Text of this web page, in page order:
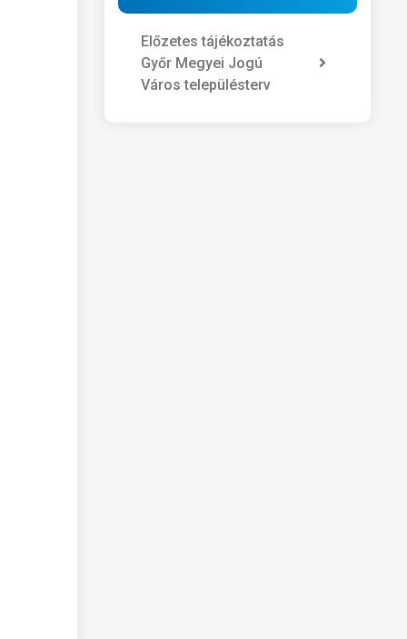
Előzetes tájékoztatás
Győr Megyei Jogú
Város településterv